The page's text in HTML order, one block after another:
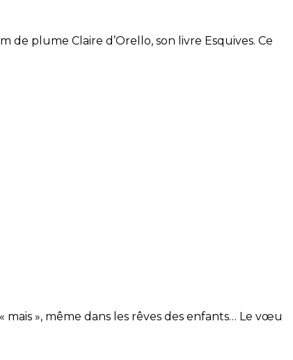
plume Claire d’Orello, son livre Esquives. Ce
», même dans les rêves des enfants… Le vœu